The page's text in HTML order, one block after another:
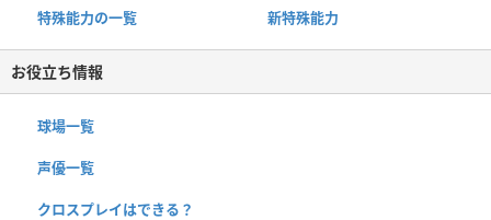
特殊能力の一覧 新特殊能力
お役立ち情報
球場一覧
声優一覧
クロスプレイはできる？